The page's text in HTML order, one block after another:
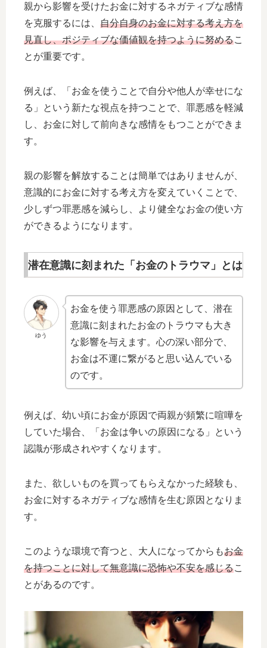
親から影響を受けたお金に対するネガティブな感情
を克服するには、 自分自身のお金に対する考え方を
見直し、ポジティブな価値観を持つように努めるこ
とが重要です。
例えば、「お金を使うことで自分や他人が幸せにな
る」という新たな視点を持つことで、罪悪感を軽減
し、お金に対して前向きな感情をもつことができま
す。
親の影響を解放することは簡単ではありませんが、
意識的にお金に対する考え方を変えていくことで、
少しずつ罪悪感を減らし、より健全なお金の使い方
ができるようになります。
潜在意識に刻まれた「お金のトラウマ」とは
ゆう
お金を使う罪悪感の原因として、潜在
意識に刻まれたお金のトラウマも大き
な影響を与えます。心の深い部分で、
お金は不運に繋がると思い込んでいる
のです。
例えば、幼い頃にお金が原因で両親が頻繁に喧嘩を
していた場合、「お金は争いの原因になる」という
認識が形成されやすくなります。
また、欲しいものを買ってもらえなかった経験も、
お金に対するネガティブな感情を生む原因となりま
す。
このような環境で育つと、大人になってからもお金
を持つことに対して無意識に恐怖や不安を感じるこ
とがあるのです。